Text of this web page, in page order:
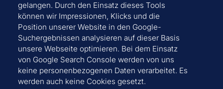
gelangen. Durch den Einsatz dieses Tools
können wir Impressionen, Klicks und die
Position unserer Website in den Google-
Suchergebnissen analysieren auf dieser Basis
unsere Webseite optimieren. Bei dem Einsatz
von Google Search Console werden von uns
keine personenbezogenen Daten verarbeitet. Es
werden auch keine Cookies gesetzt.